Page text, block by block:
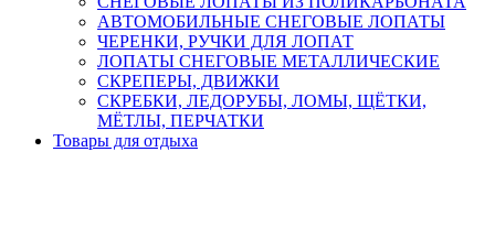
АВТОМОБИЛЬНЫЕ СНЕГОВЫЕ ЛОПАТЫ
ЧЕРЕНКИ, РУЧКИ ДЛЯ ЛОПАТ
ЛОПАТЫ СНЕГОВЫЕ МЕТАЛЛИЧЕСКИЕ
СКРЕПЕРЫ, ДВИЖКИ
СКРЕБКИ, ЛЕДОРУБЫ, ЛОМЫ, ЩЁТКИ,
МЁТЛЫ, ПЕРЧАТКИ
Товары для отдыха